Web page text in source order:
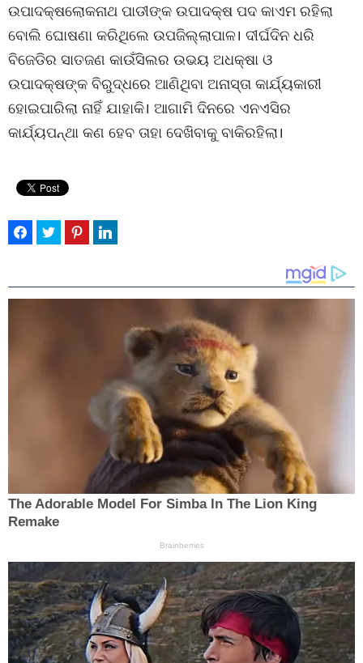
ଉପାଦକ୍ଷଲୋକନାଥ ପାଡୀଙ୍କ ଉପାଦକ୍ଷ ପଦ କାଏମ ରହିଲା
ବୋଲି ଘୋଷଣା କରିଥିଲେ ଉପଜିଲ୍ଲାପାଳ। ଦୀର୍ଘଦିନ ଧରି
ବିଜେଡିର ସାତଜଣ କାଉଁସିଲର ଉଭୟ ଅଧକ୍ଷା ଓ
ଉପାଦକ୍ଷଙ୍କ ବିରୁଦ୍ଧରେ ଆଣିଥିବା ଅନାସ୍ତା କାର୍ଯ୍ୟକାରୀ
ହୋଇପାରିଲା ନାହିଁ ଯାହାକି। ଆଗାମି ଦିନରେ ଏନଏସିର
କାର୍ଯ୍ୟପନ୍ଥା କଣ ହେବ ତାହା ଦେଖିବାକୁ ବାକିରହିଲା।